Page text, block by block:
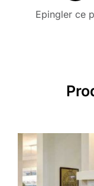
Epingler ce